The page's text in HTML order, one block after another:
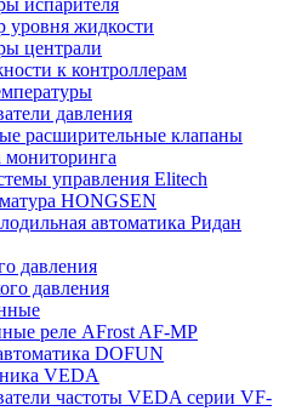
уровня жидкости
централи
к контроллерам
давления
расширительные клапаны
мониторинга
управления Elitech
HONGSEN
автоматика Ридан
давления
давления
реле AFrost AF-MP
DOFUN
VEDA
частоты VEDA серии VF-